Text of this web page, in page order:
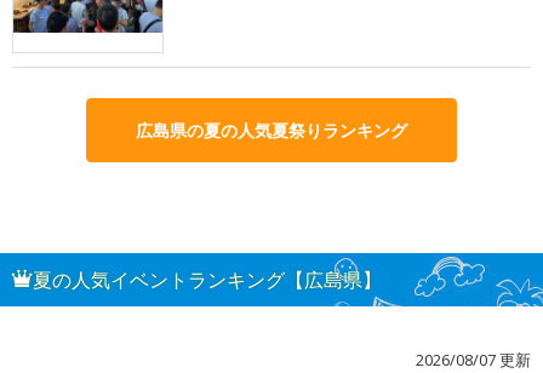
広島県の夏の人気夏祭りランキング
夏の人気イベントランキング【広島県】
2026/08/07 更新